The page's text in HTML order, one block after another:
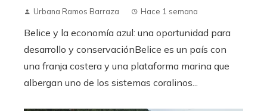
Urbana Ramos Barraza Hace 1 semana
Belice y la economía azul: una oportunidad para
desarrollo y conservaciónBelice es un país con
una franja costera y una plataforma marina que
albergan uno de los sistemas coralinos...